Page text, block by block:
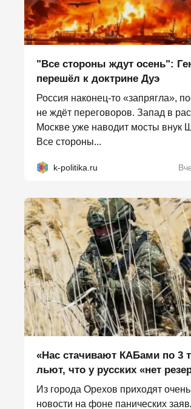
"Все стороны ждут осень":
перешёл к доктрине Дуэ
Россия наконец-то «запрягла»,
не ждёт переговоров. Запад в
Москве уже наводит мосты внук
Все стороны...
k-politika.ru
«Нас стачивают КАБами по 3
льют, что у русских «нет
Из города Орехов приходят
новости на фоне панических